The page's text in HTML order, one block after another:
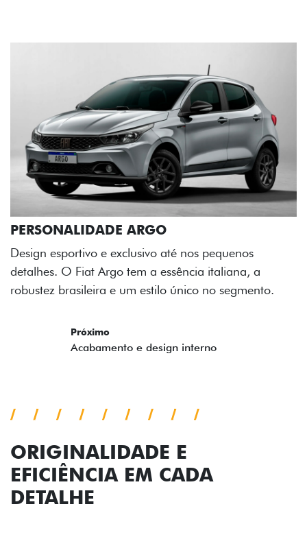
até nos pequenos
a essência italiana, a
único no segmento.
ORIGINALIDADE E
EFICIÊNCIA EM CADA
DETALHE